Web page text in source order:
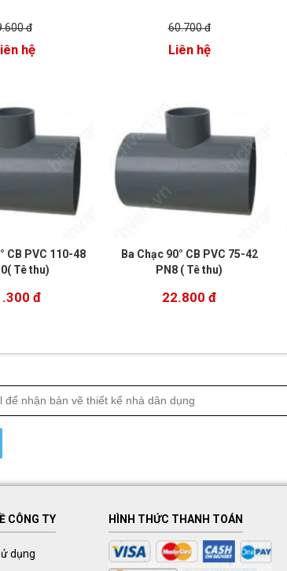
đ
hệ
60.700 đ
Liên hệ
CB PVC 110-48
Tê thu)
đ
Ba Chạc 90° CB PVC 75-42
PN8 ( Tê thu)
22.800 đ
CÔNG TY
dụng
HÌNH THỨC THANH TOÁN